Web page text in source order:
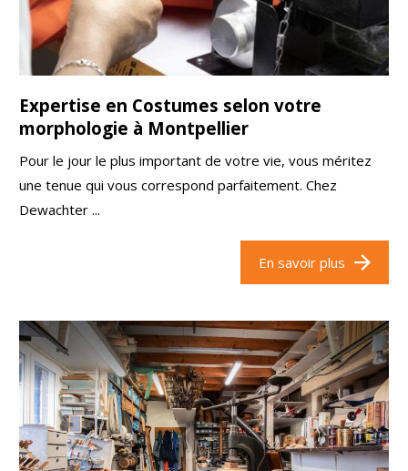
Expertise en Costumes selon votre
morphologie à Montpellier
Pour le jour le plus important de votre vie, vous méritez
une tenue qui vous correspond parfaitement. Chez
Dewachter ...
En savoir plus